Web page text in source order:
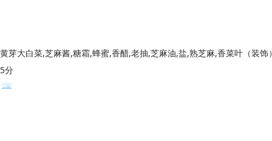
黄芽大白菜,芝麻酱,糖霜,蜂蜜,香醋,老抽,芝麻油,盐,熟芝麻,香菜叶（装饰
5分